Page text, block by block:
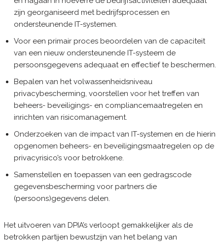
zijn georganiseerd met bedrijfsprocessen en
ondersteunende IT-systemen.
Voor een primair proces beoordelen van de capaciteit
van een nieuw ondersteunende IT-systeem de
persoonsgegevens adequaat en effectief te beschermen.
Bepalen van het volwassenheidsniveau
privacybescherming, voorstellen voor het treffen van
beheers- beveiligings- en compliancemaatregelen en
inrichten van risicomanagement.
Onderzoeken van de impact van IT-systemen en de hierin
opgenomen beheers- en beveiligingsmaatregelen op de
privacyrisico’s voor betrokkene.
Samenstellen en toepassen van een gedragscode
gegevensbescherming voor partners die
(persoons)gegevens delen.
Het uitvoeren van DPIA’s verloopt gemakkelijker als de
betrokken partijen bewustzijn van het belang van